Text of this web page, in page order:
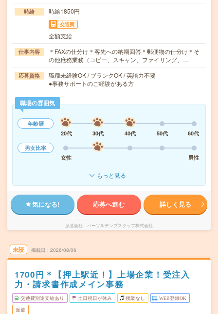
時給 時給1850円
交通費
全額支給
仕事内容
＊FAXの仕分け＊客先への納期回答＊郵便物の仕分け＊そ
の他庶務業務（コピー、スキャン、ファイリング、…
応募資格
職種未経験OK / ブランクOK / 英語力不要
●事務サポートのご経験がある方
職場の雰囲気
年齢層
20代
30代 40代 50代
60代
男女比率
女性
男性
もっと見る
気になる! 応募へ進む 詳しく見る
派遣会社 パーソルテンプスタッフ株式会社
未読 掲載日 2026/08/06
1700円＊【押上駅近！】上場企業！受注入
力・請求書作成メイン事務
交通費別途支給あり 土日祝日が休み 残業なし WEB登録OK
派遣